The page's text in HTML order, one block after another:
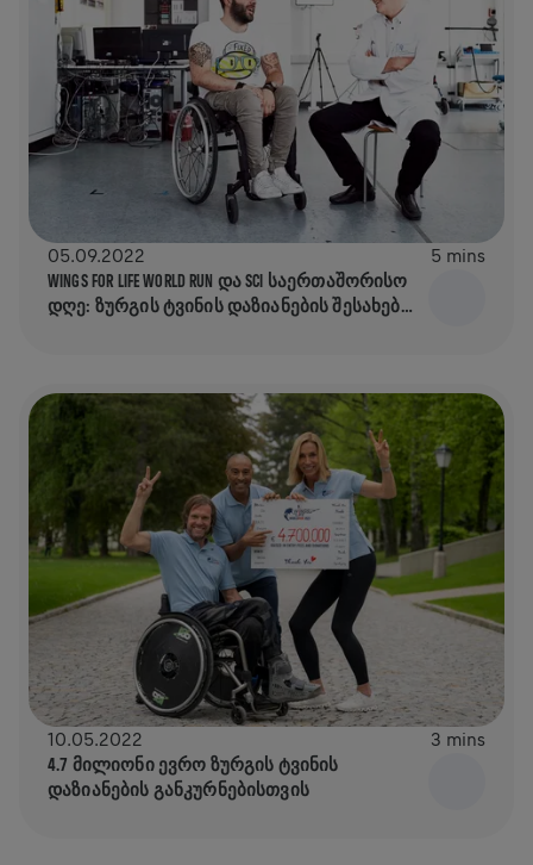
05.09.2022 5 mins
WINGS FOR LIFE WORLD RUN ᲓᲐ SCI ᲡᲐᲔᲠᲗᲐᲨᲝᲠᲘᲡᲝ
ᲓᲦᲔ: ᲖᲣᲠᲒᲘᲡ ᲢᲕᲘᲜᲘᲡ ᲓᲐᲖᲘᲐᲜᲔᲑᲘᲡ ᲨᲔᲡᲐᲮᲔᲑ
10.05.2022 3 mins
4.7 ᲛᲘᲚᲘᲝᲜᲘ ᲔᲕᲠᲝ ᲖᲣᲠᲒᲘᲡ ᲢᲕᲘᲜᲘᲡ
ᲓᲐᲖᲘᲐᲜᲔᲑᲘᲡ ᲒᲐᲜᲙᲣᲠᲜᲔᲑᲘᲡᲗᲕᲘᲡ